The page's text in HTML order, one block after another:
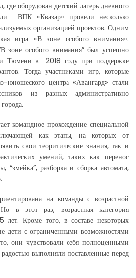
где оборудован детский лагерь дневного
ВПК «Квазар» провели несколько
организацией проектов. Одним
игра «В зоне особого внимания».
зоне особого внимания” был успешно
Тюмени в 2018 году при поддержке
Тогда участниками игр, которые
юношеского центра «Авангард» стали
из разных административно
командное прохождение специальной
как этапы, на которых от
свои теоритические знания, так и
умений, таких как перенос
“змейка”, разборка и сборка автомата,
на команды с возрастной
в этот раз, возрастная категория
лет. Кроме того, в составе некоторых
дети с ограниченными возможностями
они чувствовали себя полноценными
выполняли поставленные перед